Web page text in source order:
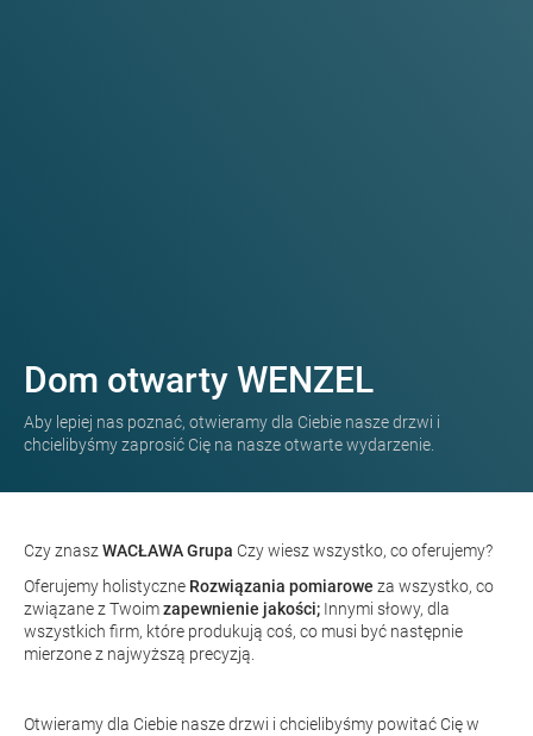
Dom otwarty WENZEL
Aby lepiej nas poznać, otwieramy dla Ciebie nasze drzwi i
chcielibyśmy zaprosić Cię na nasze otwarte wydarzenie.
Czy znaszWACŁAWAGrupa Czy wiesz wszystko, co oferujemy?
Oferujemy holistyczne Rozwiązania pomiarowe za wszystko, co
związane z Twoimzapewnienie jakości; Innymi słowy, dla
wszystkich firm, które produkują coś, co musi być następnie
mierzone z najwyższą precyzją.
Otwieramy dla Ciebie nasze drzwi i chcielibyśmy powitać Cię w